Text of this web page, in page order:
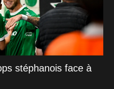
stéphanois face à